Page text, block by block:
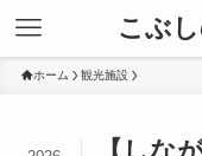
こぶ
ホーム 観光施設